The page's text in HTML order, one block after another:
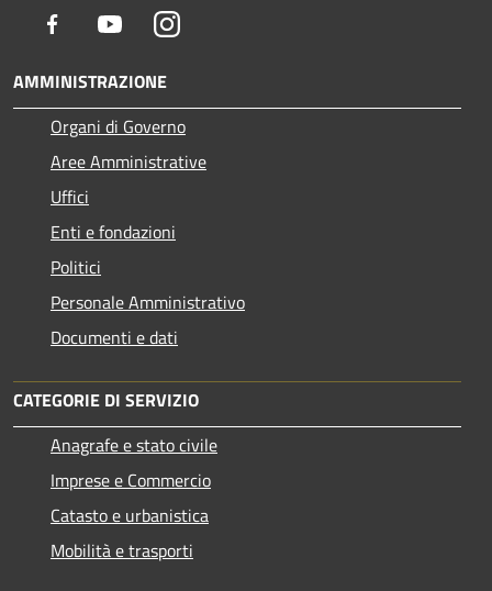
Facebook YoutubeInstagram
AMMINISTRAZIONE
Organi di Governo
Aree Amministrative
Uffici
Enti e fondazioni
Politici
Personale Amministrativo
Documenti e dati
CATEGORIE DI SERVIZIO
Anagrafe e stato civile
Imprese e Commercio
Catasto e urbanistica
Mobilità e trasporti